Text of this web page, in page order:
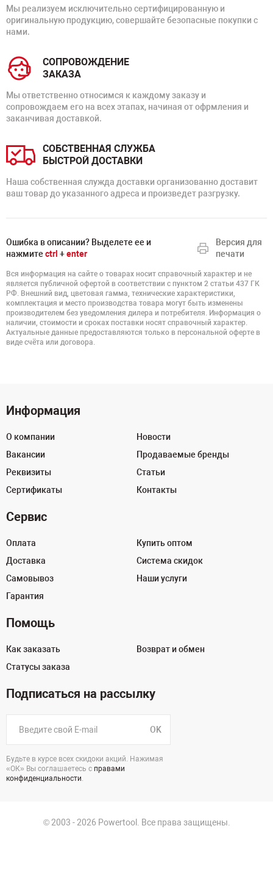
Мы реализуем исключительно сертифицированную и
оригинальную продукцию, совершайте безопасные покупки с
нами.
СОПРОВОЖДЕНИЕ
ЗАКАЗА
Мы ответственно относимся к каждому заказу и
сопровождаем его на всех этапах, начиная от офрмления и
заканчивая доставкой.
СОБСТВЕННАЯ СЛУЖБА
БЫСТРОЙ ДОСТАВКИ
Наша собственная служда доставки организованно доставит
ваш товар до указанного адреса и произведет разгрузку.
Ошибка в описании? Выделете ее и
нажмите ctrl +enter
Версия для
печати
Вся информация на сайте о товарах носит справочный характер и не
является публичной офертой в соответствии с пунктом 2 статьи 437 ГК
РФ. Внешний вид, цветовая гамма, технические характеристики,
комплектация и место производства товара могут быть изменены
производителем без уведомления дилера и потребителя. Информация о
наличии, стоимости и сроках поставки носят справочный характер.
Актуальные данные предоставляются только в персональной оферте в
виде счёта или договора.
Информация
О компании
Вакансии
Реквизиты
Сертификаты
Новости
Продаваемые бренды
Статьи
Контакты
Сервис
Оплата
Доставка
Самовывоз
Гарантия
Купить оптом
Система скидок
Наши услуги
Помощь
Как заказать
Статусы заказа
Возврат и обмен
Подписаться на рассылку
OK
Будьте в курсе всех скидоки акций. Нажимая
«ОК» Вы соглашаетесь с правами
конфиденциальности.
© 2003 - 2026 Powertool. Все права защищены.